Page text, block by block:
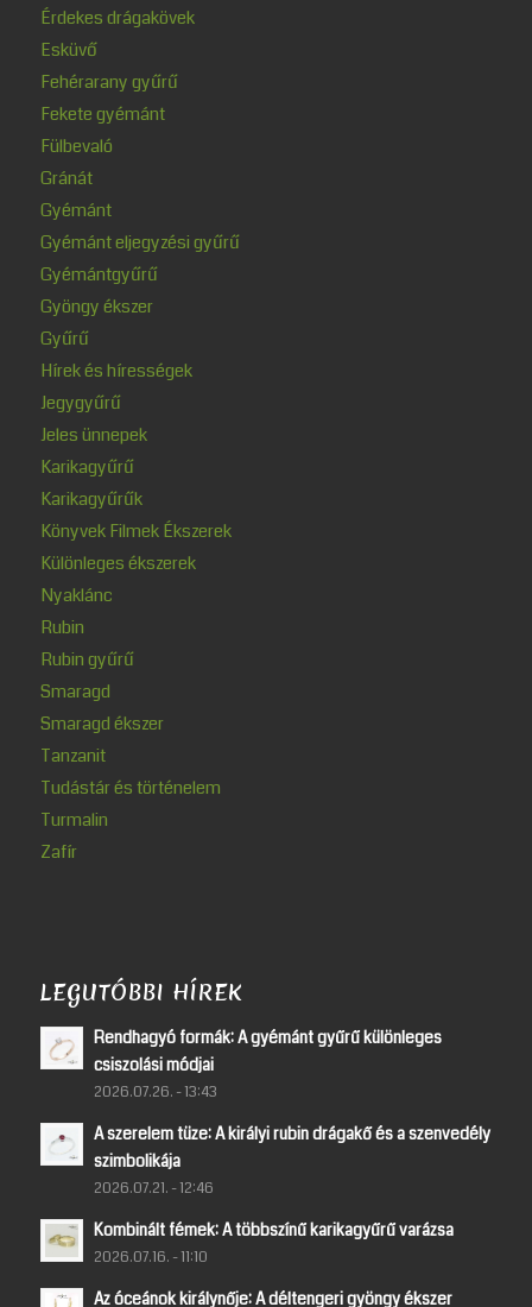
Érdekes drágakövek
Esküvő
Fehérarany gyűrű
Fekete gyémánt
Fülbevaló
Gránát
Gyémánt
Gyémánt eljegyzési gyűrű
Gyémántgyűrű
Gyöngy ékszer
Gyűrű
Hírek és hírességek
Jegygyűrű
Jeles ünnepek
Karikagyűrű
Karikagyűrűk
Könyvek Filmek Ékszerek
Különleges ékszerek
Nyaklánc
Rubin
Rubin gyűrű
Smaragd
Smaragd ékszer
Tanzanit
Tudástár és történelem
Turmalin
Zafír
LEGUTÓBBI HÍREK
Rendhagyó formák: A gyémánt gyűrű különleges
csiszolási módjai
2026.07.26. - 13:43
A szerelem tüze: A királyi rubin drágakő és a szenvedély
szimbolikája
2026.07.21. - 12:46
Kombinált fémek: A többszínű karikagyűrű varázsa
2026.07.16. - 11:10
Az óceánok királynője: A déltengeri gyöngy ékszer